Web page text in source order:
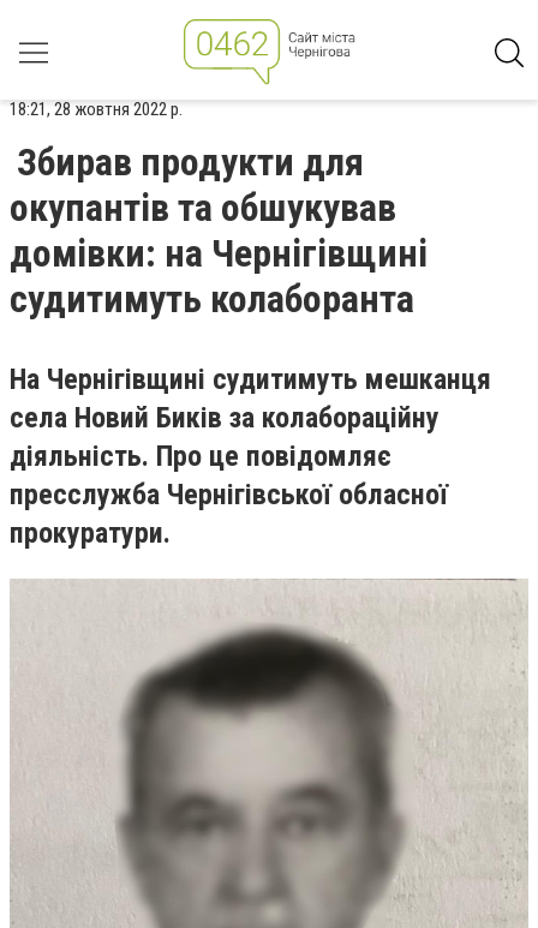
18:21, 28 жовтня 2022 р.
Збирав продукти для
окупантів та обшукував
домівки: на Чернігівщині
судитимуть колаборанта
На Чернігівщині судитимуть мешканця
села Новий Биків за колабораційну
діяльність. Про це повідомляє
пресслужба Чернігівської обласної
прокуратури.